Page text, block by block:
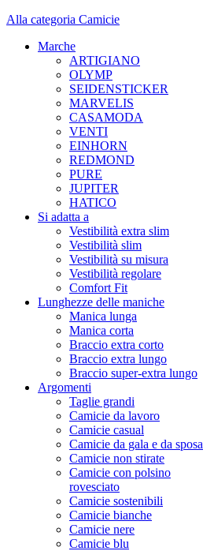
Alla categoria Camicie
Marche
ARTIGIANO
OLYMP
SEIDENSTICKER
MARVELIS
CASAMODA
VENTI
EINHORN
REDMOND
PURE
JUPITER
HATICO
Si adatta a
Vestibilità extra slim
Vestibilità slim
Vestibilità su misura
Vestibilità regolare
Comfort Fit
Lunghezze delle maniche
Manica lunga
Manica corta
Braccio extra corto
Braccio extra lungo
Braccio super-extra lungo
Argomenti
Taglie grandi
Camicie da lavoro
Camicie casual
Camicie da gala e da sposa
Camicie non stirate
Camicie con polsino
rovesciato
Camicie sostenibili
Camicie bianche
Camicie nere
Camicie blu